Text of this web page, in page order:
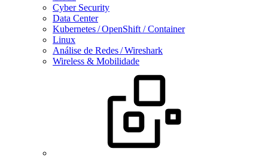
Cyber Security
Data Center
Kubernetes / OpenShift / Container
Linux
Análise de Redes / Wireshark
Wireless & Mobilidade